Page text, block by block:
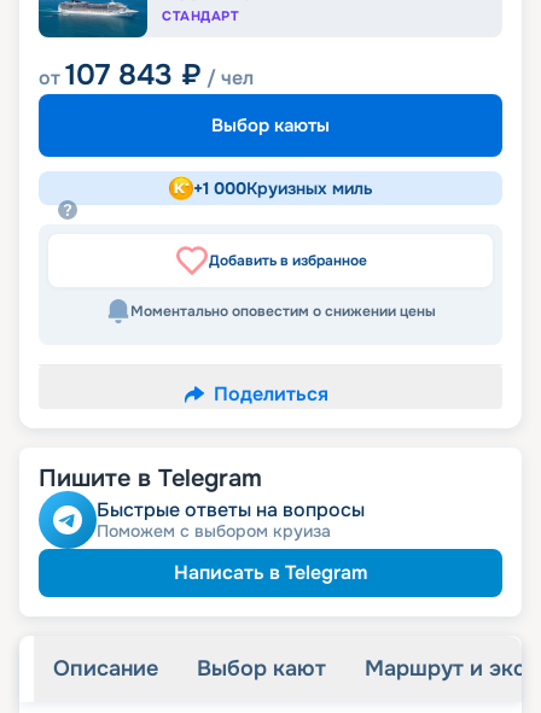
СТАНДАРТ
от107 843 ₽ / чел
Выбор каюты
+1 000Круизных миль
Добавить в избранное
Моментально оповестим о снижении цены
Поделиться
Пишите в Telegram
Быстрые ответы на вопросы
Поможем с выбором круиза
Написать в Telegram
Описание Выбор кают Маршрут и